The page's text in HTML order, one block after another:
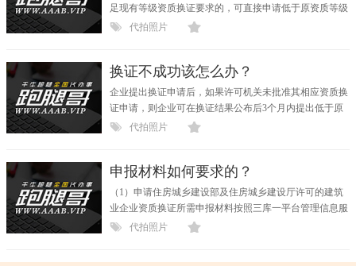
足现有等级资质换证要求的，可直接申请低于原资质等级
换...
代拍照片
换证不成功该怎么办？
企业提出换证申请后，如果许可机关未批准其相应资质换
证申请，则企业可在换证结果公布后3个月内提出低于原
资质...代拍照片
申报材料如何要求的？
（1）申请住房城乡建设部及住房城乡建设厅许可的建筑
业企业资质换证所需申报材料按照三库一平台管理信息服
务系...代拍照片